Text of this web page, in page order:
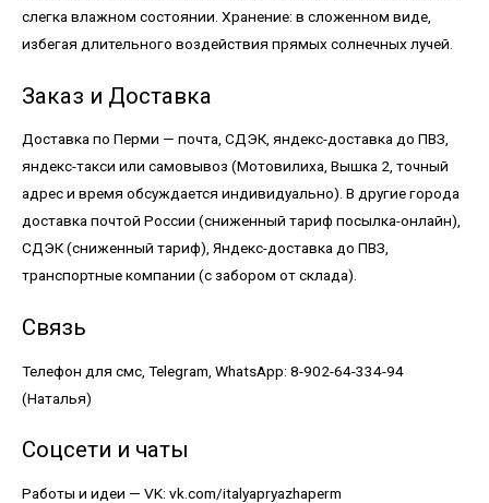
слегка влажном состоянии. Хранение: в сложенном виде,
избегая длительного воздействия прямых солнечных лучей.
Заказ и Доставка
Доставка по Перми — почта, СДЭК, яндекс-доставка до ПВЗ,
яндекс-такси или самовывоз (Мотовилиха, Вышка 2, точный
адрес и время обсуждается индивидуально). В другие города
доставка почтой России (сниженный тариф посылка-онлайн),
СДЭК (сниженный тариф), Яндекс-доставка до ПВЗ,
транспортные компании (с забором от склада).
Связь
Телефон для смс, Telegram, WhatsApp: 8-902-64-334-94
(Наталья)
Соцсети и чаты
Работы и идеи — VK: vk.com/italyapryazhaperm